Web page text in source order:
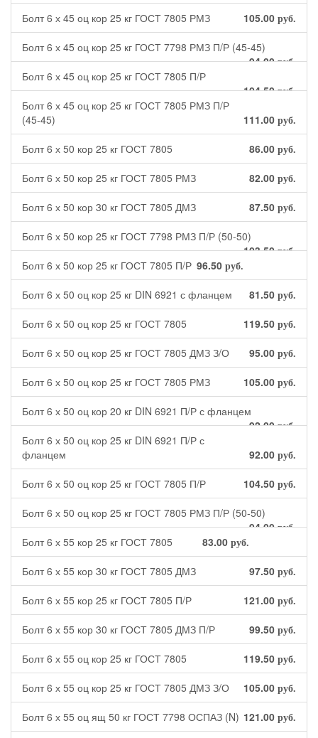
Болт 6 х 45 оц кор 25 кг ГОСТ 7805 РМЗ 105.00 руб.
Болт 6 х 45 оц кор 25 кг ГОСТ 7798 РМЗ П/Р (45-45)
94.00руб.
Болт 6 х 45 оц кор 25 кг ГОСТ 7805 П/Р
104.50руб.
Болт 6 х 45 оц кор 25 кг ГОСТ 7805 РМЗ П/Р
(45-45)
111.00 руб.
Болт 6 х 50 кор 25 кг ГОСТ 7805 86.00 руб.
Болт 6 х 50 кор 25 кг ГОСТ 7805 РМЗ 82.00 руб.
Болт 6 х 50 кор 30 кг ГОСТ 7805 ДМЗ 87.50 руб.
Болт 6 х 50 кор 25 кг ГОСТ 7798 РМЗ П/Р (50-50)
103.50руб.
Болт 6 х 50 кор 25 кг ГОСТ 7805 П/Р 96.50 руб.
Болт 6 х 50 оц кор 25 кг DIN 6921 с фланцем 81.50 руб.
Болт 6 х 50 оц кор 25 кг ГОСТ 7805 119.50 руб.
Болт 6 х 50 оц кор 25 кг ГОСТ 7805 ДМЗ З/О 95.00 руб.
Болт 6 х 50 оц кор 25 кг ГОСТ 7805 РМЗ 105.00 руб.
Болт 6 х 50 оц кор 20 кг DIN 6921 П/Р с фланцем
92.00руб.
Болт 6 х 50 оц кор 25 кг DIN 6921 П/Р с
фланцем
92.00 руб.
Болт 6 х 50 оц кор 25 кг ГОСТ 7805 П/Р 104.50 руб.
Болт 6 х 50 оц кор 25 кг ГОСТ 7805 РМЗ П/Р (50-50)
94.00руб.
Болт 6 х 55 кор 25 кг ГОСТ 7805 83.00 руб.
Болт 6 х 55 кор 30 кг ГОСТ 7805 ДМЗ 97.50 руб.
Болт 6 х 55 кор 25 кг ГОСТ 7805 П/Р 121.00 руб.
Болт 6 х 55 кор 30 кг ГОСТ 7805 ДМЗ П/Р 99.50 руб.
Болт 6 х 55 оц кор 25 кг ГОСТ 7805 119.50 руб.
Болт 6 х 55 оц кор 25 кг ГОСТ 7805 ДМЗ З/О 105.00 руб.
Болт 6 х 55 оц ящ 50 кг ГОСТ 7798 ОСПАЗ (N) 121.00 руб.